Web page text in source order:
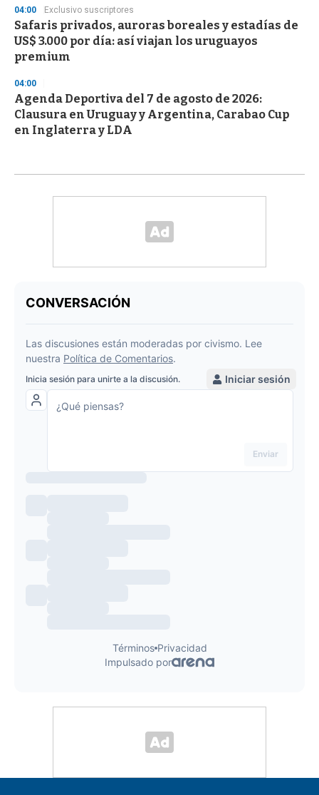
04:00 Exclusivo suscriptores
Safaris privados, auroras boreales y estadías de
US$ 3.000 por día: así viajan los uruguayos
premium
04:00
Agenda Deportiva del 7 de agosto de 2026:
Clausura en Uruguay y Argentina, Carabao Cup
en Inglaterra y LDA